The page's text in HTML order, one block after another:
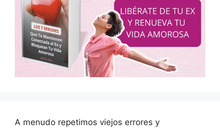
A menudo repetimos viejos errores y